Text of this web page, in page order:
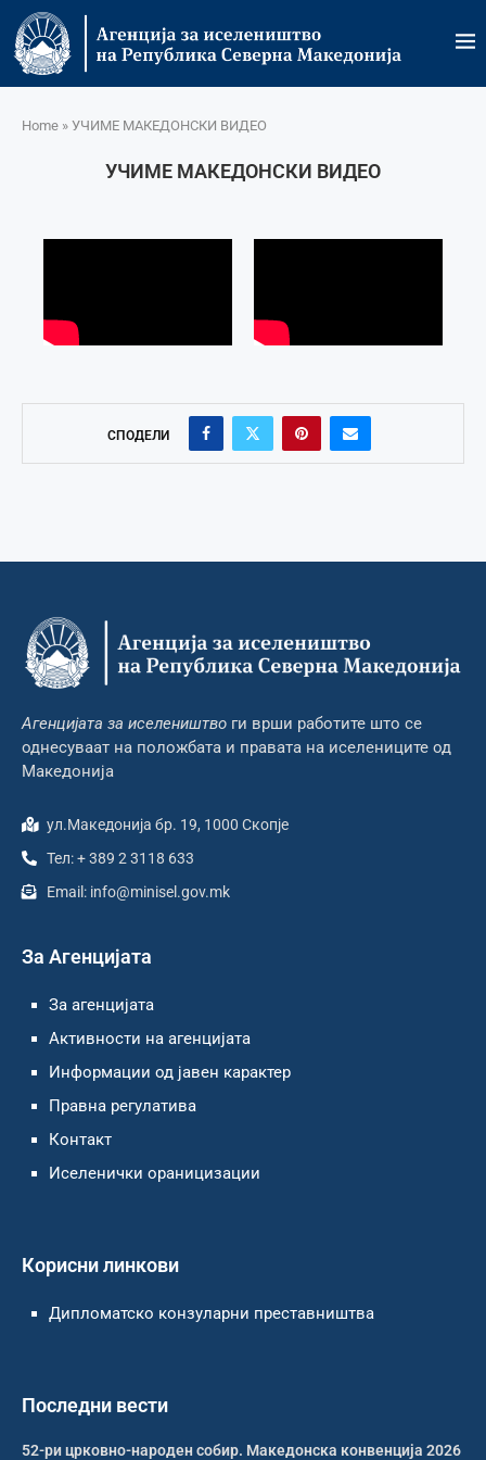
Home » УЧИМЕ МАКЕДОНСКИ ВИДЕО
УЧИМЕ МАКЕДОНСКИ ВИДЕО
СПОДЕЛИ
Агенцијата за иселеништво ги врши работите што се
однесуваат на положбата и правата на иселениците од
Македонија
ул.Македонија бр. 19, 1000 Скопје
Тел: + 389 2 3118 633
Email: info@minisel.gov.mk
За Агенцијата
За агенцијата
Активности на агенцијата
Информации од јавен карактер
Правна регулатива
Контакт
Иселенички ораницизации
Корисни линкови
Дипломатско конзуларни преставништва
Последни вести
52-ри црковно-народен собир. Македонска конвенција 2026